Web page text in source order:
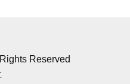
Reserved